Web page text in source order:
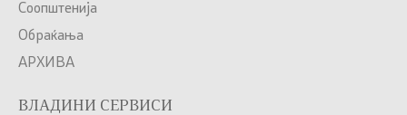
Соопштенија
Обраќања
АРХИВА
ВЛАДИНИ СЕРВИСИ